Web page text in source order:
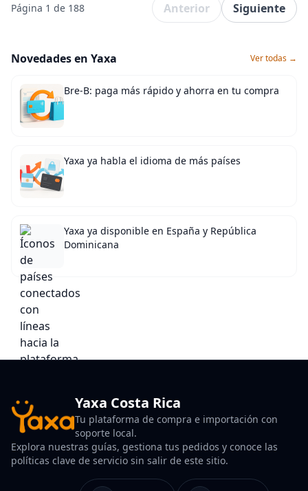
Página 1 de 188 Anterior Siguiente
Novedades en Yaxa Ver todas →
Bre-B: paga más rápido y ahorra en tu compra
Yaxa ya habla el idioma de más países
Yaxa ya disponible en España y República
Dominicana
Yaxa Costa Rica
Tu plataforma de compra e importación con
soporte local.
Explora nuestras guías, gestiona tus pedidos y conoce las
políticas clave de servicio sin salir de este sitio.